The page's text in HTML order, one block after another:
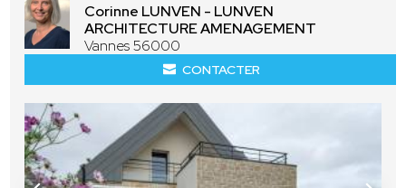
Corinne LUNVEN - LUNVEN
ARCHITECTURE AMENAGEMENT
Vannes 56000
CONTACTER